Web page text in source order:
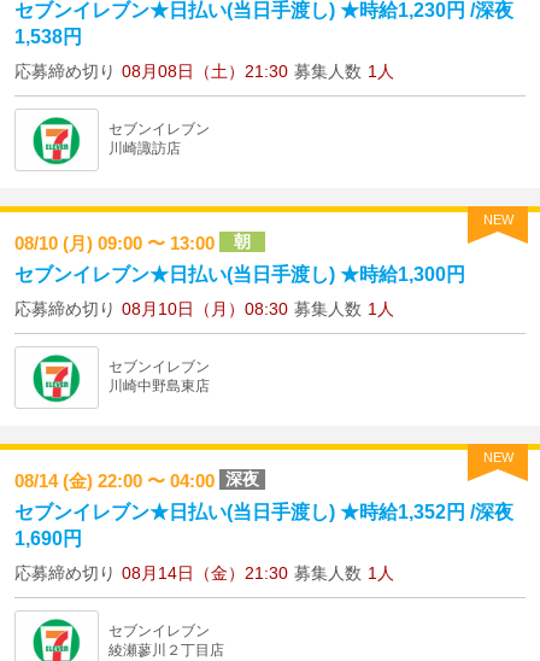
セブンイレブン★日払い(当日手渡し) ★時給1,230円 /深夜
1,538円
応募締め切り 08月08日（土）21:30 募集人数 1人
セブンイレブン
川崎諏訪店
NEW
08/10 (月) 09:00 〜 13:00 朝
セブンイレブン★日払い(当日手渡し) ★時給1,300円
応募締め切り 08月10日（月）08:30 募集人数 1人
セブンイレブン
川崎中野島東店
NEW
08/14 (金) 22:00 〜 04:00 深夜
セブンイレブン★日払い(当日手渡し) ★時給1,352円 /深夜
1,690円
応募締め切り 08月14日（金）21:30 募集人数 1人
セブンイレブン
綾瀬蓼川２丁目店